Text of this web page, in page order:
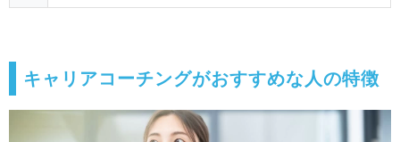
キャリアコーチングがおすすめな人の特徴